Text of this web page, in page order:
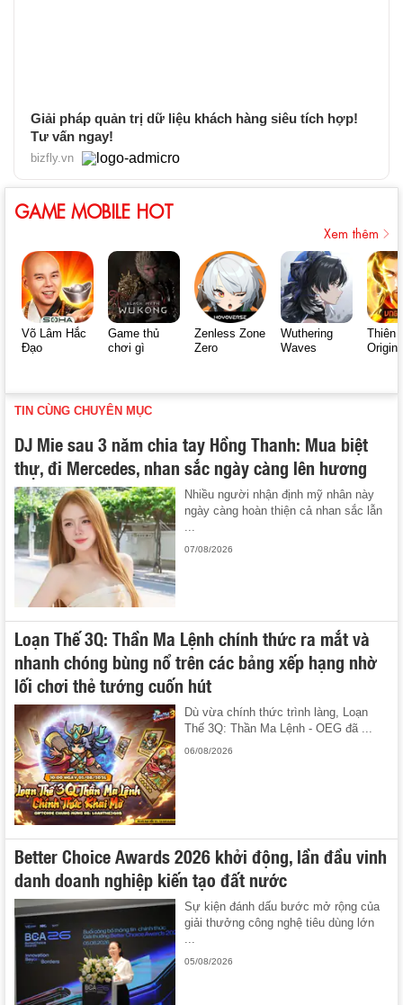
Giải pháp quản trị dữ liệu khách hàng siêu tích hợp!
Tư vấn ngay!
bizfly.vn
GAME MOBILE HOT
Xem thêm
Võ Lâm Hắc
Đạo
Game thủ
chơi gì
Zenless Zone
Zero
Wuthering
Waves
Thiên
Origin
TIN CÙNG CHUYÊN MỤC
DJ Mie sau 3 năm chia tay Hồng Thanh: Mua biệt
thự, đi Mercedes, nhan sắc ngày càng lên hương
Nhiều người nhận định mỹ nhân này
ngày càng hoàn thiện cả nhan sắc lẫn
07/08/2026
Loạn Thế 3Q: Thần Ma Lệnh chính thức ra mắt và
nhanh chóng bùng nổ trên các bảng xếp hạng nhờ
lối chơi thẻ tướng cuốn hút
Dù vừa chính thức trình làng, Loạn
Thế 3Q: Thần Ma Lệnh - OEG đã ...
06/08/2026
Better Choice Awards 2026 khởi động, lần đầu vinh
danh doanh nghiệp kiến tạo đất nước
Sự kiện đánh dấu bước mở rộng của
giải thưởng công nghệ tiêu dùng lớn
...
05/08/2026